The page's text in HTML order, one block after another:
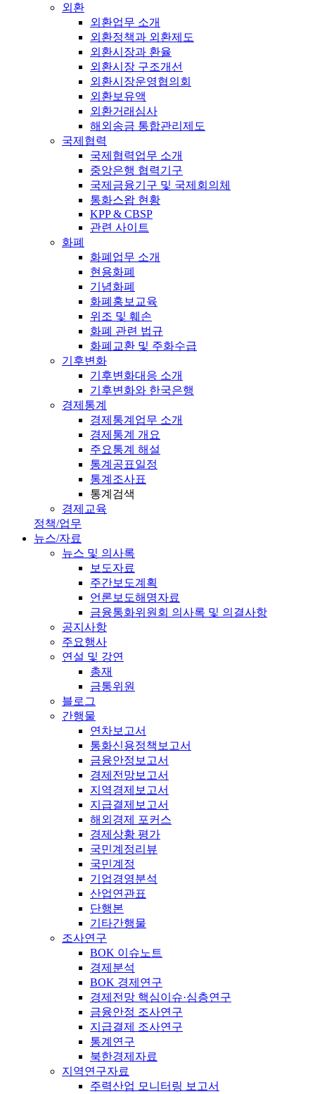
외환
외환업무 소개
외환정책과 외환제도
외환시장과 환율
외환시장 구조개선
외환시장운영협의회
외환보유액
외환거래심사
해외송금 통합관리제도
국제협력
국제협력업무 소개
중앙은행 협력기구
국제금융기구 및 국제회의체
통화스왑 현황
KPP & CBSP
관련 사이트
화폐
화폐업무 소개
현용화폐
기념화폐
화폐홍보교육
위조 및 훼손
화폐 관련 법규
화폐교환 및 주화수급
기후변화
기후변화대응 소개
기후변화와 한국은행
경제통계
경제통계업무 소개
경제통계 개요
주요통계 해설
통계공표일정
통계조사표
통계검색
경제교육
정책/업무
뉴스/자료
뉴스 및 의사록
보도자료
주간보도계획
언론보도해명자료
금융통화위원회 의사록 및 의결사항
공지사항
주요행사
연설 및 강연
총재
금통위원
블로그
간행물
연차보고서
통화신용정책보고서
금융안정보고서
경제전망보고서
지역경제보고서
지급결제보고서
해외경제 포커스
경제상황 평가
국민계정리뷰
국민계정
기업경영분석
산업연관표
단행본
기타간행물
조사연구
BOK 이슈노트
경제분석
BOK 경제연구
경제전망 핵심이슈·심층연구
금융안정 조사연구
지급결제 조사연구
통계연구
북한경제자료
지역연구자료
주력산업 모니터링 보고서